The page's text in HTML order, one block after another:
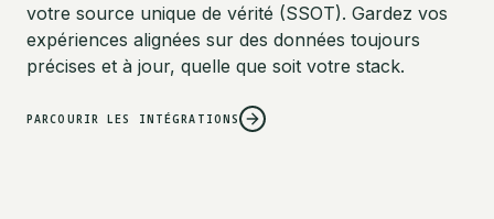
votre source unique de vérité (SSOT). Gardez vos
expériences alignées sur des données toujours
précises et à jour, quelle que soit votre stack.
PARCOURIR LES INTÉGRATIONS